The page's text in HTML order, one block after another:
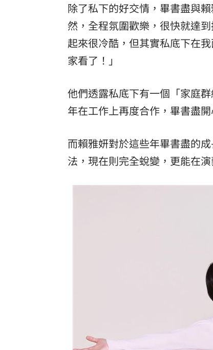
除了私下的好交情，畢書盡與
然，全程氛圍歡樂，很快就達
起來很冷酷，但其實私底下在
家看了！」
他們透露私底下有一個「家庭
年在工作上再度合作，畢書盡
而賴雅妍對於這些年畢書盡的
法，現在則完全蛻變，更能在